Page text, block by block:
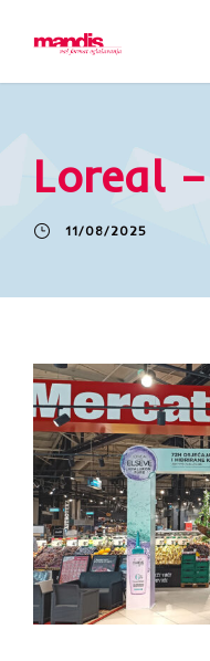
Loreal
11/08/2025